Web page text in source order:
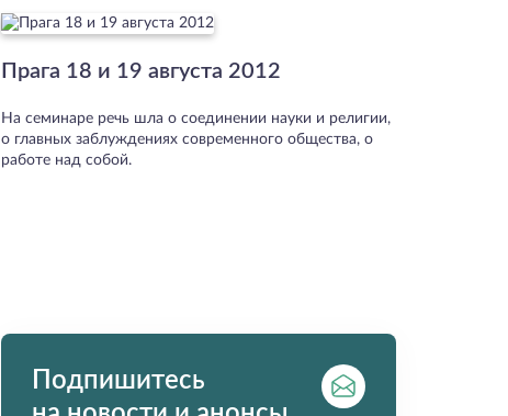
Прага 18 и 19 августа 2012
На семинаре речь шла о соединении науки и религии,
о главных заблуждениях современного общества, о
работе над собой.
Подпишитесь